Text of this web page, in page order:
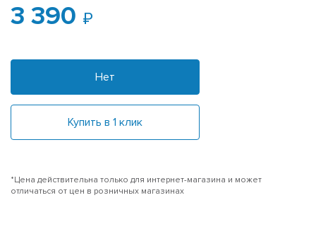
3 390
Нет
Купить в 1 клик
*Цена действительна только для интернет-магазина и может
отличаться от цен в розничных магазинах